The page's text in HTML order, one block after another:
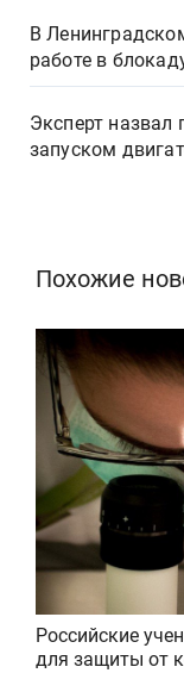
В
работе в
Эксперт назвал
запуском
Похожие
Российские
для защиты от